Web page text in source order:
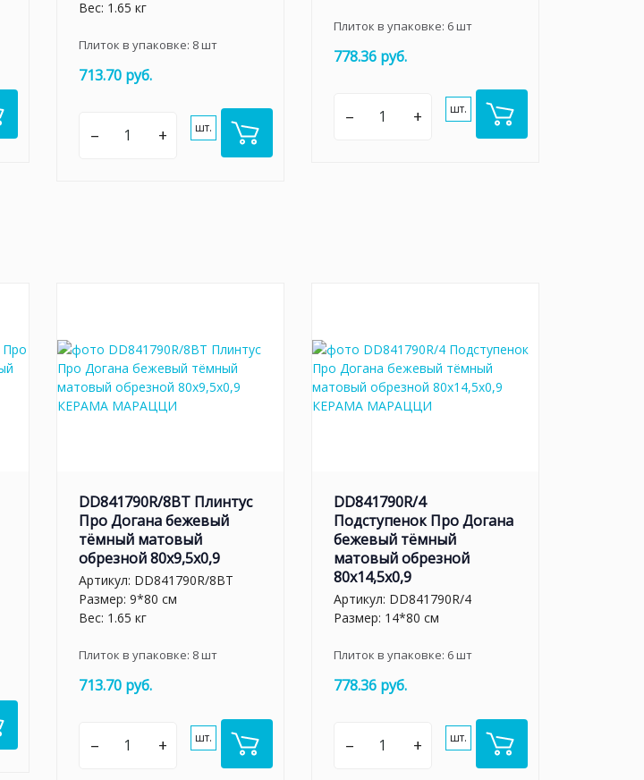
Вес: 1.65 кг
Плиток в упаковке: 8шт
713.70 руб.
– + шт.
Плиток в упаковке: 6шт
778.36 руб.
– + шт.
DD841790R/8BT Плинтус
Про Догана бежевый
тёмный матовый
обрезной 80x9,5x0,9
Артикул: DD841790R/8BT
Размер: 9*80 см
Вес: 1.65 кг
Плиток в упаковке: 8шт
713.70 руб.
– + шт.
DD841790R/4
Подступенок Про Догана
бежевый тёмный
матовый обрезной
80x14,5x0,9
Артикул: DD841790R/4
Размер: 14*80 см
Плиток в упаковке: 6шт
778.36 руб.
– + шт.